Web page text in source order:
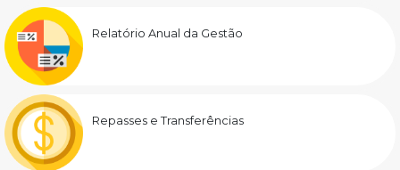
Relatório Anual da Gestão
Repasses e Transferências